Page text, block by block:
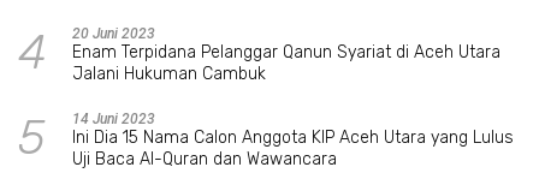
4 20 Juni 2023
Enam Terpidana Pelanggar Qanun Syariat di Aceh Utara
Jalani Hukuman Cambuk
5 14 Juni 2023
Ini Dia 15 Nama Calon Anggota KIP Aceh Utara yang Lulus
Uji Baca Al-Quran dan Wawancara